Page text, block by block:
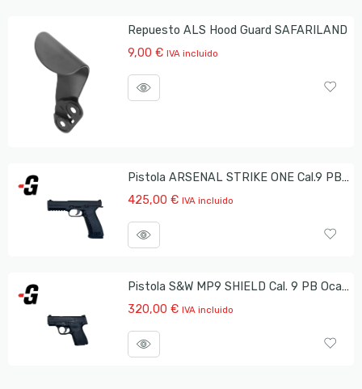
Repuesto ALS Hood Guard SAFARILAND
9,00 € IVA incluido
Pistola ARSENAL STRIKE ONE Cal.9 PB Ocasión
425,00 € IVA incluido
Pistola S&W MP9 SHIELD Cal. 9 PB Ocasión
320,00 € IVA incluido